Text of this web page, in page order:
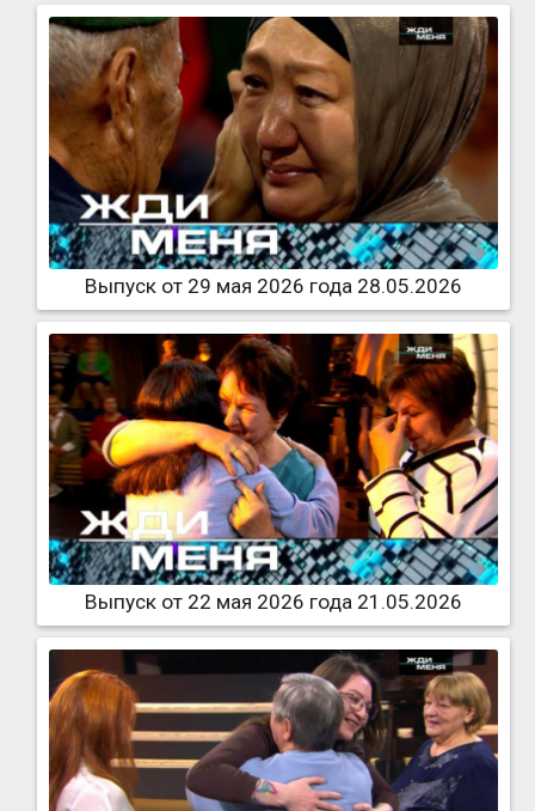
Выпуск от 29 мая 2026 года 28.05.2026
Выпуск от 22 мая 2026 года 21.05.2026